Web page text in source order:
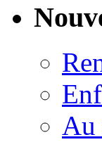
Au